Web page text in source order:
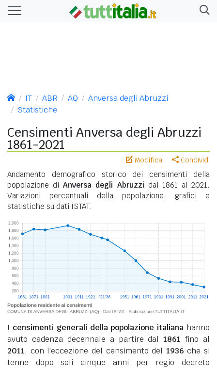
IT ABR AQ
Anversa degli Abruzzi
Statistiche
Censimenti Anversa degli Abruzzi
1861-2021
Modifica Condividi
Andamento demografico storico dei censimenti della
popolazione diAnversa degli Abruzzi dal 1861 al 2021.
Variazioni percentuali della popolazione, grafici e
statistiche su dati ISTAT.
I censimenti generali della popolazione italiana hanno
avuto cadenza decennale a partire dal1861 fino al
2011, con l'eccezione del censimento del 1936 che si
tenne dopo soli cinque anni per regio decreto